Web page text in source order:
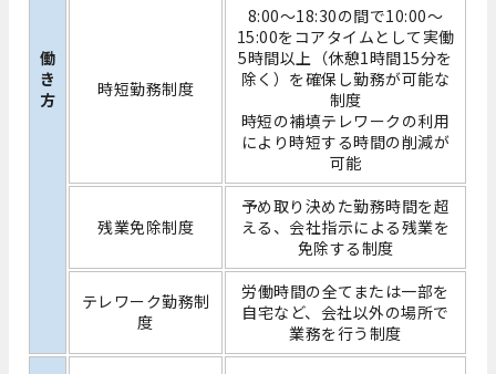
働
き
方
時短勤務制度
8:00～18:30の間で10:00～
15:00をコアタイムとして実働
5時間以上（休憩1時間15分を
除く）を確保し勤務が可能な
制度
時短の補填テレワークの利用
により時短する時間の削減が
可能
残業免除制度
予め取り決めた勤務時間を超
える、会社指示による残業を
免除する制度
テレワーク勤務制
度
労働時間の全てまたは一部を
自宅など、会社以外の場所で
業務を行う制度